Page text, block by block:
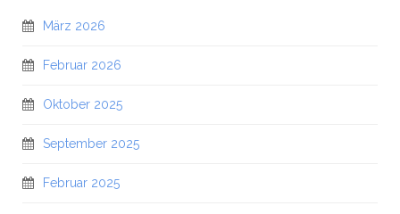
März 2026
Februar 2026
Oktober 2025
September 2025
Februar 2025